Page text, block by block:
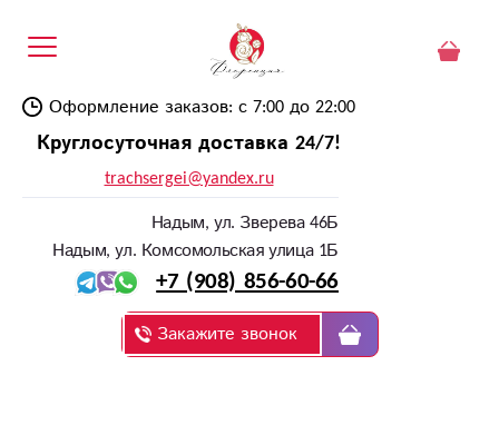
Оформление заказов: с 7:00 до 22:00
Круглосуточная доставка 24/7!
trachsergei@yandex.ru
Надым, ул. Зверева 46Б
Надым, ул. Комсомольская улица 1Б
+7 (908) 856-60-66
Закажите звонок